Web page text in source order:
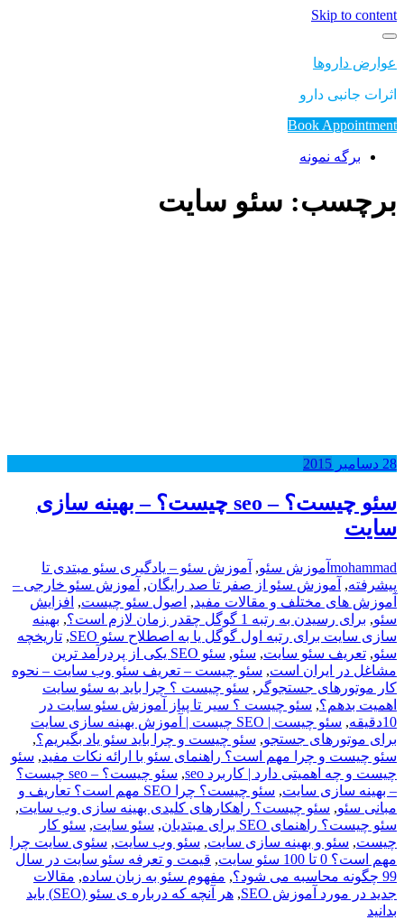
Skip to content
عوارض داروها
اثرات جانبی دارو
Book Appointment
برگه نمونه
برچسب: سئو سایت
28 دسامبر 2015
سئو چیست؟ – seo چیست؟ – بهینه سازی
سایت
mohammad آموزش سئو, آموزش سئو – یادگیری سئو مبتدی تا
پیشرفته, آموزش سئو از صفر تا صد رایگان, آموزش سئو خارجی –
آموزش های مختلف و مقالات مفید, اصول سئو چیست, افزایش
سئو, برای رسیدن به رتبه 1 گوگل چقدر زمان لازم است؟ , بهینه
سازی سایت برای رتبه اول گوگل یا به اصطلاح سئو SEO
, تاریخچه
سئو,
, سئو,
سئو SEO یکی از پردرآمد ترین
مشاغل در ایران است, سئو چیست – تعریف سئو وب سایت – نحوه
کار موتورهای جستجوگر , سئو چیست ؟ چرا باید به سئو سایت
اهمیت بدهم؟, سئو چیست ؟ سیر تا پیاز آموزش سئو سایت در
10دقیقه
,
سئو چیست | SEO چیست | آموزش بهینه سازی سایت
برای موتورهای جستجو, سئو چیست و چرا باید سئو یاد بگیریم؟,
سئو چیست و چرا مهم است؟ راهنمای سئو با ارائه نکات مفید, سئو
چیست و چه اهمیتی دارد | کاربرد seo
,
سئو چیست؟ – seo چیست؟
– بهینه سازی سایت,
سئو چیست؟ چرا SEO مهم است؟ تعاریف و
مبانی سئو, سئو چیست؟ راهکارهای کلیدی بهینه سازی وب سایت,
سئو چیست؟ راهنمای SEO برای مبتدیان
, سئو سایت, سئو کار
چیست, سئو و بهینه سازی سایت, سئو وب سایت, سئوی سایت چرا
مهم است؟ 0 تا 100 سئو سایت
, قیمت و تعرفه سئو سایت در سال
99 چگونه محاسبه می شود؟
, مفهوم سئو به زبان ساده, مقالات
جدید در مورد آموزش SEO
,
هر آنچه که درباره ی سئو (SEO) باید
بدانید